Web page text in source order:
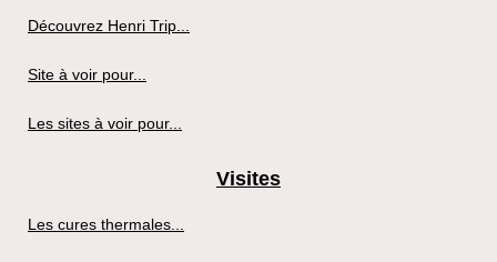
Découvrez Henri Trip...
Site à voir pour...
Les sites à voir pour...
Visites
Les cures thermales...